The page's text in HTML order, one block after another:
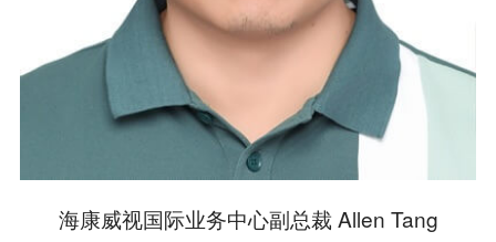
海康威视国际业务中心副总裁 Allen Tang